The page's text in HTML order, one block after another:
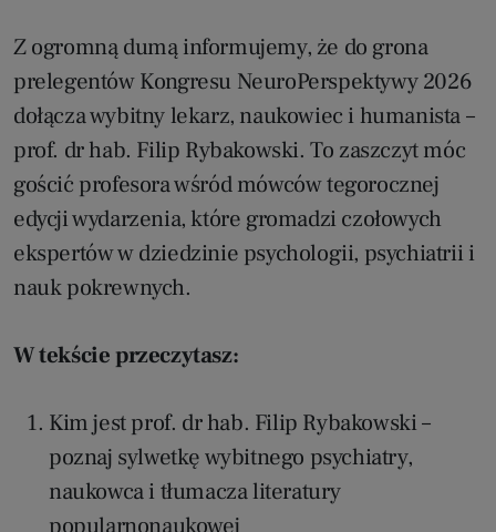
Z ogromną dumą informujemy, że do grona
prelegentów Kongresu NeuroPerspektywy 2026
dołącza wybitny lekarz, naukowiec i humanista –
prof. dr hab. Filip Rybakowski. To zaszczyt móc
gościć profesora wśród mówców tegorocznej
edycji wydarzenia, które gromadzi czołowych
ekspertów w dziedzinie psychologii, psychiatrii i
nauk pokrewnych.
W tekście przeczytasz:
Kim jest prof. dr hab. Filip Rybakowski –
poznaj sylwetkę wybitnego psychiatry,
naukowca i tłumacza literatury